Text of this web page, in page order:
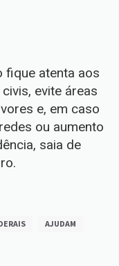
fique atenta aos
evite áreas
e, em caso
ou aumento
saia de
AJUDAM